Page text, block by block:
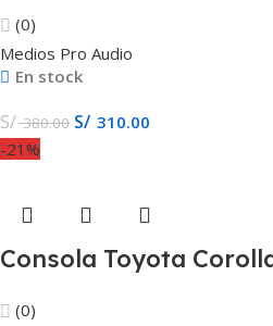
(0)
Medios Pro Audio
En stock
S/380.00 S/ 310.00
-21%
Consola Toyota
(0)